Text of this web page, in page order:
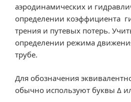
аэродинамических и
определении коэффициента
трения и путевых потерь.
определении режима
трубе.
Для обозначения
обычно используют буквы Δ